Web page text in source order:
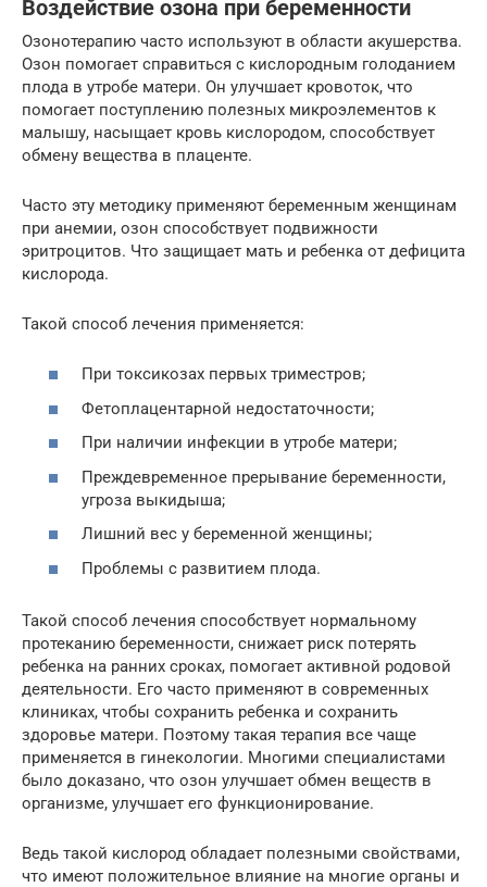
Воздействие озона при беременности
Озонотерапию часто используют в области акушерства.
Озон помогает справиться с кислородным голоданием
плода в утробе матери. Он улучшает кровоток, что
помогает поступлению полезных микроэлементов к
малышу, насыщает кровь кислородом, способствует
обмену вещества в плаценте.
Часто эту методику применяют беременным женщинам
при анемии, озон способствует подвижности
эритроцитов. Что защищает мать и ребенка от дефицита
кислорода.
Такой способ лечения применяется:
При токсикозах первых триместров;
Фетоплацентарной недостаточности;
При наличии инфекции в утробе матери;
Преждевременное прерывание беременности,
угроза выкидыша;
Лишний вес у беременной женщины;
Проблемы с развитием плода.
Такой способ лечения способствует нормальному
протеканию беременности, снижает риск потерять
ребенка на ранних сроках, помогает активной родовой
деятельности. Его часто применяют в современных
клиниках, чтобы сохранить ребенка и сохранить
здоровье матери. Поэтому такая терапия все чаще
применяется в гинекологии. Многими специалистами
было доказано, что озон улучшает обмен веществ в
организме, улучшает его функционирование.
Ведь такой кислород обладает полезными свойствами,
что имеют положительное влияние на многие органы и